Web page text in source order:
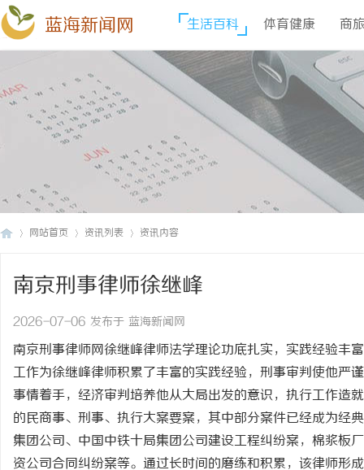
蓝海新闻网 生活百科 体育健康 商
网站首页 资讯列表 资讯内容
南京刑事律师徐继峰
2026-07-06 发布于 蓝海新闻网
南京刑事律师网徐继峰律师法学理论功底扎实，实践经验丰
工作为徐继峰律师积累了丰富的实践经验，刑事审判使他严
事情着手，经济审判培养他从大局出发的意识，执行工作造
的民商事、刑事、执行大案要案，其中部分案件已经成为经
集团公司、中国中铁十局集团公司建设工程纠纷案，棉浆板
资公司合同纠纷案等。通过长时间的磨练和积累，该律师形